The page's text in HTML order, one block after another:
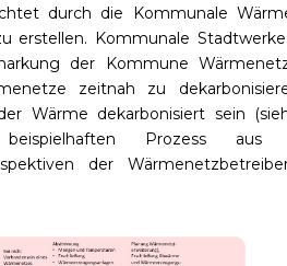
durch die Kommunale
erstellen. Kommunale
der Kommune
zeitnah zu
Wärme dekarbonisiert sein
Prozess
der